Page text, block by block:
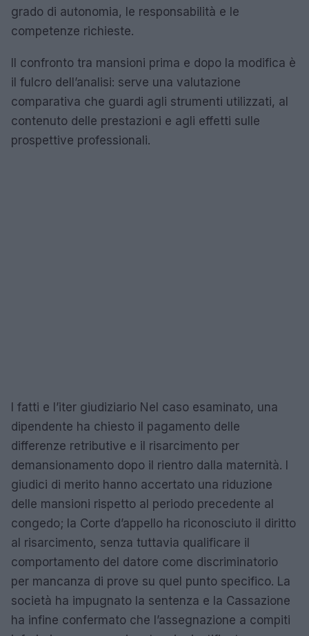
grado di autonomia, le responsabilità e le
competenze richieste.
Il confronto tra mansioni prima e dopo la modifica è
il fulcro dell’analisi: serve una valutazione
comparativa che guardi agli strumenti utilizzati, al
contenuto delle prestazioni e agli effetti sulle
prospettive professionali.
I fatti e l’iter giudiziario Nel caso esaminato, una
dipendente ha chiesto il pagamento delle
differenze retributive e il risarcimento per
demansionamento dopo il rientro dalla maternità. I
giudici di merito hanno accertato una riduzione
delle mansioni rispetto al periodo precedente al
congedo; la Corte d’appello ha riconosciuto il diritto
al risarcimento, senza tuttavia qualificare il
comportamento del datore come discriminatorio
per mancanza di prove su quel punto specifico. La
società ha impugnato la sentenza e la Cassazione
ha infine confermato che l’assegnazione a compiti